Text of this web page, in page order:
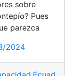
sobre
Pues
parezca
2024